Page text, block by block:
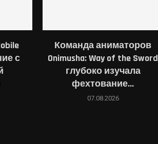
с
Команда аниматоров
Onimusha: Way of the Sword
глубоко изучала
фехтование...
07.08.2026